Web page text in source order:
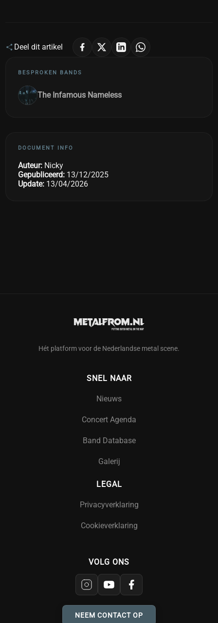
Deel dit artikel
BESPROKEN BANDS
The Infamous Nameless
DOCUMENT INFO
Auteur: Nicky
Gepubliceerd: 13/12/2025
Update: 13/04/2026
Hét platform voor de Nederlandse metal scene.
SNEL NAAR
Nieuws
Concert Agenda
Band Database
Galerij
LEGAL
Privacyverklaring
Cookieverklaring
VOLG ONS
NEEM CONTACT OP